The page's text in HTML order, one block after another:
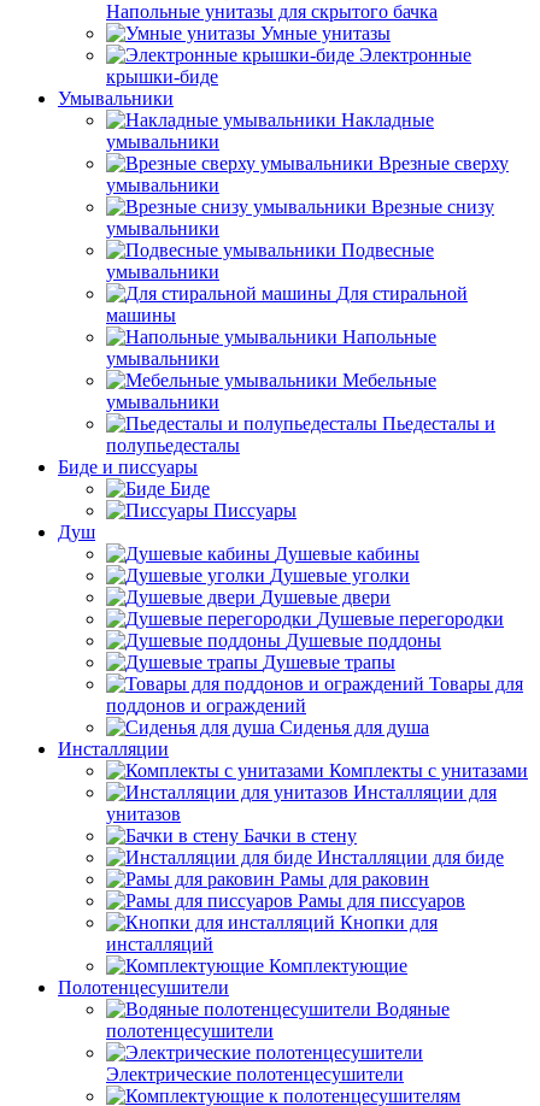
Напольные унитазы для скрытого бачка
Умные унитазы
Электронные
крышки-биде
Умывальники
Накладные
умывальники
Врезные сверху
умывальники
Врезные снизу
умывальники
Подвесные
умывальники
Для стиральной
машины
Напольные
умывальники
Мебельные
умывальники
Пьедесталы и
полупьедесталы
Биде и писсуары
Биде
Писсуары
Душ
Душевые кабины
Душевые уголки
Душевые двери
Душевые перегородки
Душевые поддоны
Душевые трапы
Товары для
поддонов и ограждений
Сиденья для душа
Инсталляции
Комплекты с унитазами
Инсталляции для
унитазов
Бачки в стену
Инсталляции для биде
Рамы для раковин
Рамы для писсуаров
Кнопки для
инсталляций
Комплектующие
Полотенцесушители
Водяные
полотенцесушители
Электрические полотенцесушители